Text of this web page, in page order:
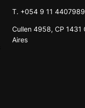
T. +054 9 11
Cullen 4958, CP 1431
Aires